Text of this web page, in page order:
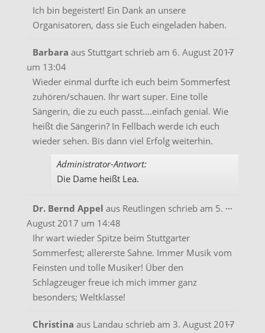
Ich bin begeistert! Ein Dank an unsere
Organisatoren, dass sie Euch eingeladen haben.
Barbara aus Stuttgart schrieb am 6. August 2017
um 13:04
Wieder einmal durfte ich euch beim Sommerfest
zuhören/schauen. Ihr wart super. Eine tolle
Sängerin, die zu euch passt....einfach genial. Wie
heißt die Sängerin? In Fellbach werde ich euch
wieder sehen. Bis dann viel Erfolg weiterhin.
Administrator-Antwort:
Die Dame heißt Lea.
...Diese
Dr. Bernd Appel aus Reutlingen schrieb am 5.
August 2017 um 14:48
Ihr wart wieder Spitze beim Stuttgarter
Sommerfest; allererste Sahne. Immer Musik vom
Feinsten und tolle Musiker! Über den
Schlagzeuger freue ich mich immer ganz
besonders; Weltklasse!
...
Christina aus Landau schrieb am 3. August 2017
...Diese